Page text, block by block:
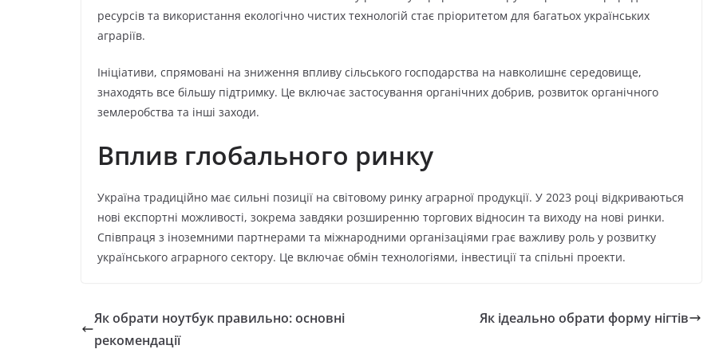
ресурсів та використання екологічно чистих технологій стає пріоритетом для багатьох українських
аграріїв.
Ініціативи, спрямовані на зниження впливу сільського господарства на навколишнє середовище,
знаходять все більшу підтримку. Це включає застосування органічних добрив, розвиток органічного
землеробства та інші заходи.
Вплив глобального ринку
Україна традиційно має сильні позиції на світовому ринку аграрної продукції. У 2023 році відкриваються
нові експортні можливості, зокрема завдяки розширенню торгових відносин та виходу на нові ринки.
Співпраця з іноземними партнерами та міжнародними організаціями грає важливу роль у розвитку
українського аграрного сектору. Це включає обмін технологіями, інвестиції та спільні проекти.
Як обрати ноутбук правильно: основні
рекомендації
Як ідеально обрати форму нігтів